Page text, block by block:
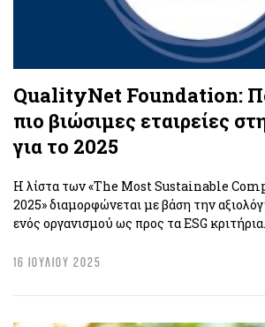
QualityNet Foundation:
πιο βιώσιμες εταιρείες
για το 2025
Η λίστα των «The Most Sustainable
2025» διαμορφώνεται με βάση την
ενός οργανισμού ως προς τα ESG κριτήρια.
16 ΙΟΥΛΙΟΥ 2025